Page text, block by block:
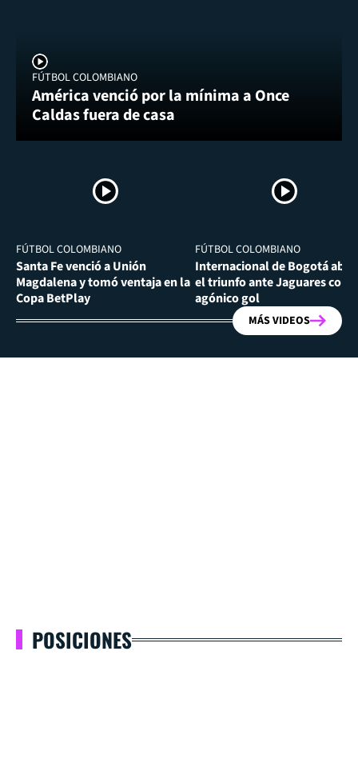
FÚTBOL COLOMBIANO
América venció por la mínima a Once
Caldas fuera de casa
FÚTBOL COLOMBIANO
Santa Fe venció a Unión
Magdalena y tomó ventaja en la
Copa BetPlay
FÚTBOL COLOMBIANO
Internacional de Bogotá
el triunfo ante Jaguares con
agónico gol
MÁS VIDEOS
POSICIONES